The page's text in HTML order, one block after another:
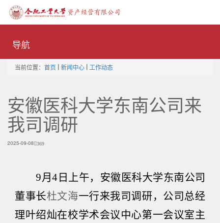
导航
当前位置： 首页 新闻中心 工作动态
安徽医科大学东南公司来
我司调研
2025-09-08 369
9月 4 日上午，安徽医科大学东南公司
董事长杜文海一行来我司调研，公司总经
理叶绍灿在校学术会议中心第一会议室主